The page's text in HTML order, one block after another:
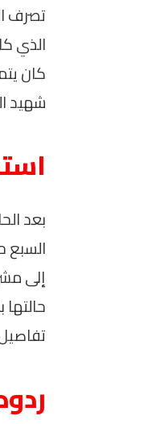
تصرف
الذي
كان
شهيد
بعد
السبع
إلى